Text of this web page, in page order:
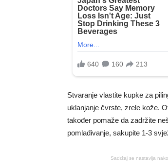
Stvaranje vlastite kupke za
uklanjanje čvrste, zrele kože.
također pomaže da zadržite
pomlađivanje, sakupite 1-3
Sadržaj se nastavlja